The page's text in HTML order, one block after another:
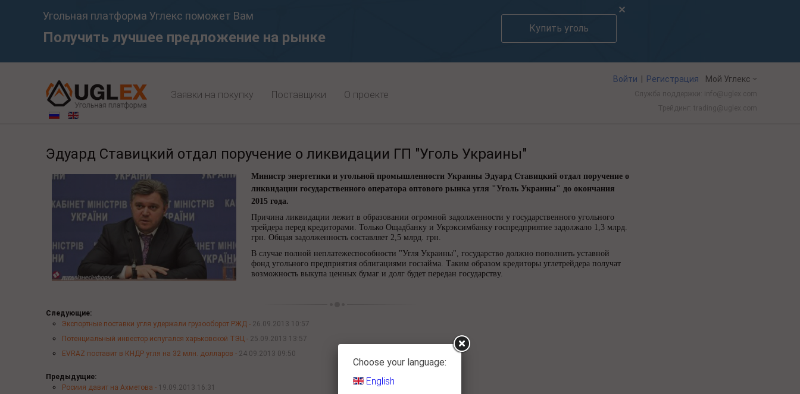
Купить уголь
Угольная платформа Углекс поможет Вам
Получить лучшее предложение на рынке
Заявки на покупку Поставщики О проекте
Мой Углекс
Войти Регистрация
Служба поддержки: info@uglex.com
Трейдинг: trading@uglex.com
Эдуард Ставицкий отдал поручение о ликвидации ГП "Уголь Украины"
Министр энергетики и угольной промышленности Украины Эдуард Ставицкий отдал поручение о
ликвидации государственного оператора оптового рынка угля "Уголь Украины" до окончания
2015 года.
Причина ликвидации лежит в образовании огромной задолженности у государственного угольного
трейдера перед кредиторами. Только Ощадбанку и Укрэксимбанку госпредприятие задолжало 1,3 млрд.
грн. Общая задолженность составляет 2,5 млрд. грн.
В случае полной неплатежеспособности "Угля Украины", государство должно пополнить уставной
фонд угольного предприятия облигациями госзайма. Таким образом кредиторы углетрейдера получат
возможность выкупа ценных бумаг и долг будет передан государству.
Следующие:
Экспортные поставки угля удержали грузооборот РЖД - 26.09.2013 10:57
Потенциальный инвестор испугался харьковской ТЭЦ - 25.09.2013 13:57
EVRAZ поставит в КНДР угля на 32 млн. долларов - 24.09.2013 09:50
Предыдущие:
Росиия давит на Ахметова - 19.09.2013 16:31
Choose your language:
English